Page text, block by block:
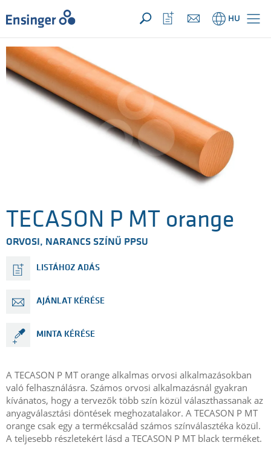
Az Ön megkeresése ({{productCount}} számú termékre)
MEGNYIT
Főoldal HU
Kedvencek
megnyitása
TECASON P MT orange
ORVOSI, NARANCS SZÍNŰ PPSU
LISTÁHOZ ADÁS
AJÁNLAT KÉRÉSE
MINTA KÉRÉSE
A TECASON P MT orange alkalmas orvosi alkalmazásokban
való felhasználásra. Számos orvosi alkalmazásnál gyakran
kívánatos, hogy a tervezők több szín közül választhassanak az
anyagválasztási döntések meghozatalakor. A TECASON P MT
orange csak egy a termékcsalád számos színválasztéka közül.
A teljesebb részletekért lásd a TECASON P MT black terméket.